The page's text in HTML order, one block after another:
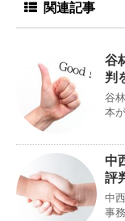
関連記事
谷
判
谷
本
中
評
中
事